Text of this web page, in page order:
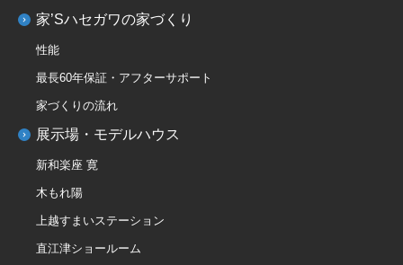
家’Sハセガワの家づくり
性能
最長60年保証・アフターサポート
家づくりの流れ
展示場・モデルハウス
新和楽座 寛
木もれ陽
上越すまいステーション
直江津ショールーム